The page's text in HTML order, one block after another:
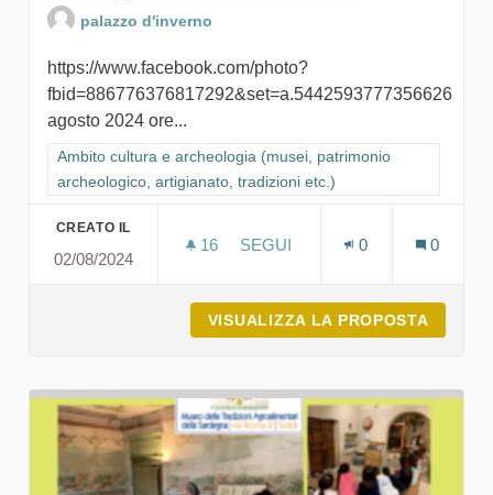
palazzo d'inverno
https://www.facebook.com/photo?
fbid=886776376817292&set=a.5442593777356626
agosto 2024 ore...
Filtra i risultati per categoria: Ambito cultura e archeologia
Ambito cultura e archeologia (musei, patrimonio
archeologico, artigianato, tradizioni etc.)
CREATO IL
02/08/2024
16 16 SOSTENITORI
SEGUI
0 0
VISUALIZZA LA PROPOSTA